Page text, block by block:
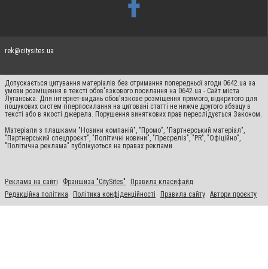
rek@citysites.ua
Допускається цитування матеріалів без отримання попередньої згоди 0642.ua за
умови розміщення в тексті обов'язкового посилання на 0642.ua - Сайт міста
Луганська. Для інтернет-видань обов'язкове розміщення прямого, відкритого для
пошукових систем гіперпосилання на цитовані статті не нижче другого абзацу в
тексті або в якості джерела. Порушення виняткових прав переслідується Законом.
Матеріали з плашками "Новини компаній", "Промо", "Партнерський матеріал",
"Партнерський спецпроєкт", "Політичні новини", "Пресреліз", "PR", "Офіційно",
"Політична реклама" публікуються на правах реклами.
Реклама на сайті Франшиза "CitySites"
Правила класифайд
Редакційна політика
Політика конфіденційності Правила сайту Автори проєкту